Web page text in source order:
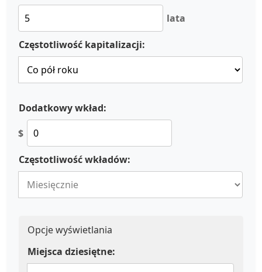
lata
Częstotliwość kapitalizacji:
Dodatkowy wkład:
$
Częstotliwość wkładów:
Opcje wyświetlania
Miejsca dziesiętne: